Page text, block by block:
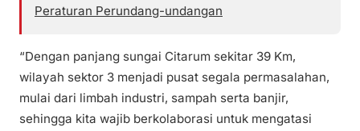
Peraturan Perundang-undangan
“Dengan panjang sungai Citarum sekitar 39 Km,
wilayah sektor 3 menjadi pusat segala permasalahan,
mulai dari limbah industri, sampah serta banjir,
sehingga kita wajib berkolaborasi untuk mengatasi